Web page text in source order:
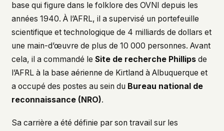
base qui figure dans le folklore des OVNI depuis les
années 1940. À l’AFRL, il a supervisé un portefeuille
scientifique et technologique de 4 milliards de dollars et
une main-d’œuvre de plus de 10 000 personnes. Avant
cela, il a commandé le Site de recherche Phillipsde
l’AFRL à la base aérienne de Kirtland à Albuquerque et
a occupé des postes au sein du Bureau national de
reconnaissance (NRO).
Sa carrière a été définie par son travail sur les